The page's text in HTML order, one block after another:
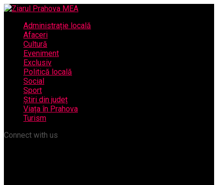
Administrație locală
Afaceri
Cultură
Eveniment
Exclusiv
Politică locală
Social
Sport
Știri din județ
Viața în Prahova
Turism
Connect with us